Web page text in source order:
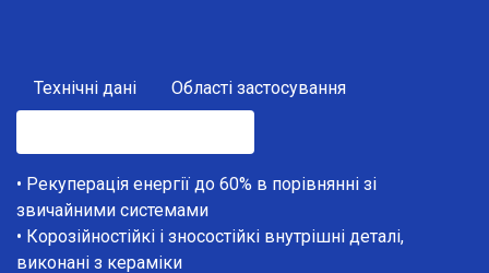
Технічні дані Області застосування
• Рекуперація енергії до 60% в порівнянні зі
звичайними системами
• Корозійностійкі і зносостійкі внутрішні деталі,
виконані з кераміки